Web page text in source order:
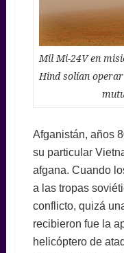
Mil Mi-24V en
Hind solían
Afganistán, años
su particular
afgana. Cuando
a las tropas
conflicto, quizá
recibieron fue la
helicóptero de